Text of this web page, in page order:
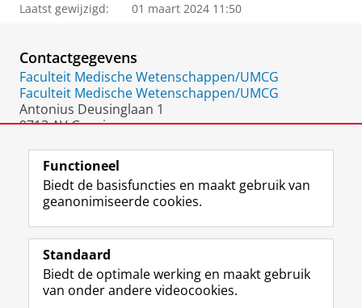
Laatst gewijzigd: 01 maart 2024 11:50
Contactgegevens
Faculteit Medische Wetenschappen/UMCG
Faculteit Medische Wetenschappen/UMCG
Antonius Deusinglaan 1
9713 AV Groningen
Volg de RUG
F
a
e
b
L
i
k
e
R
S
-
f
I
n
t
Y
o
T
Studiekiezers
Functioneel
Biedt de basisfuncties en maakt gebruik van
geanonimiseerde cookies.
Standaard
Biedt de optimale werking en maakt gebruik
van onder andere videocookies.